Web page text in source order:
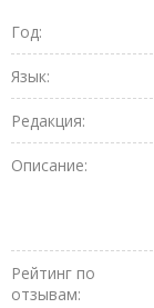
Год:
Язык:
Редакция:
Описание:
Рейтинг по
отзывам: